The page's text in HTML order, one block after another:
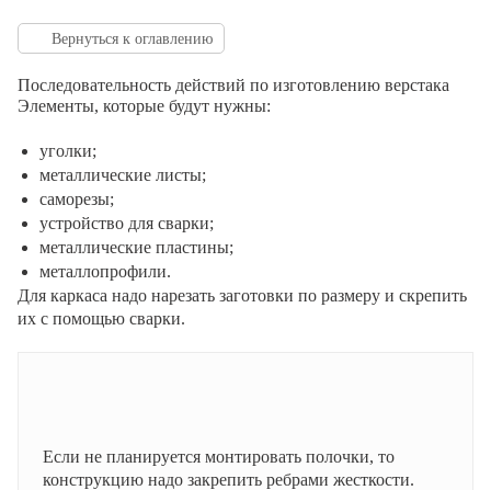
Вернуться к оглавлению
Последовательность действий по изготовлению верстака
Элементы, которые будут нужны:
уголки;
металлические листы;
саморезы;
устройство для сварки;
металлические пластины;
металлопрофили.
Для каркаса надо нарезать заготовки по размеру и скрепить
их с помощью сварки.
Если не планируется монтировать полочки, то
конструкцию надо закрепить ребрами жесткости.